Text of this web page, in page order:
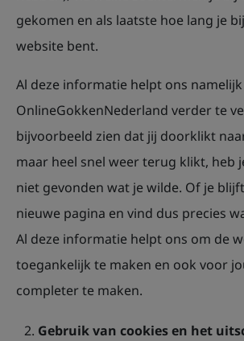
gekomen en als laatste hoe lang je
website bent.
Al deze informatie helpt ons namelijk
OnlineGokkenNederland verder te
bijvoorbeeld zien dat jij doorklikt
maar heel snel weer terug klikt, heb
niet gevonden wat je wilde. Of je
nieuwe pagina en vind dus precies
Al deze informatie helpt ons om de
toegankelijk te maken en ook voor
completer te maken.
Gebruik van cookies en het